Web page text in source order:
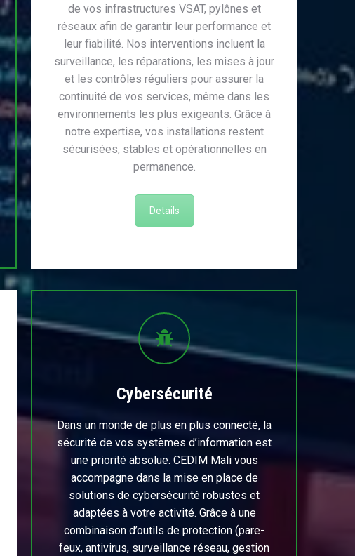
de vos infrastructures VSAT, pylônes et
réseaux afin de garantir leur performance et
leur fiabilité. Nos interventions incluent la
surveillance, les réparations, les mises à jour
et les contrôles réguliers pour assurer la
continuité de vos services, même dans les
environnements les plus exigeants. Grâce à
notre expertise, vos installations restent
sécurisées, stables et opérationnelles en
permanence.
Details
Cybersécurité
Dans un monde de plus en plus connecté, la
sécurité de vos systèmes d’information est
une priorité absolue. CEDIM Mali vous
accompagne dans la mise en place de
solutions de cybersécurité robustes et
adaptées à votre activité. Grâce à une
combinaison d’outils de protection (pare-
feux, antivirus, surveillance réseau, gestion